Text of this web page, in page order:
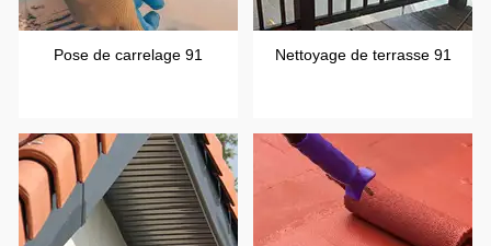
Pose de carrelage 91 Nettoyage de terrasse 91